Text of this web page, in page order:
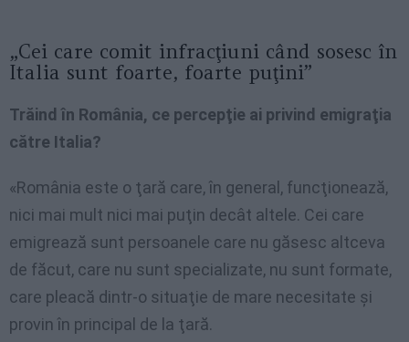
„Cei care comit infracţiuni când sosesc în
Italia sunt foarte, foarte puţini”
Trăind în România, ce percepţie ai privind emigraţia
către Italia?
«România este o ţară care, în general, funcţionează,
nici mai mult nici mai puţin decât altele. Cei care
emigrează sunt persoanele care nu găsesc altceva
de făcut, care nu sunt specializate, nu sunt formate,
care pleacă dintr-o situaţie de mare necesitate şi
provin în principal de la ţară.